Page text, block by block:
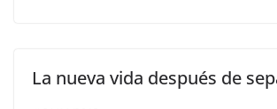
La nueva vida después de